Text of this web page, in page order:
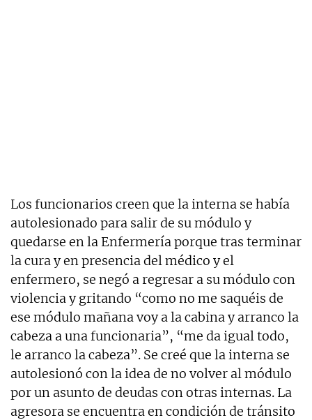
Los funcionarios creen que la interna se había
autolesionado para salir de su módulo y
quedarse en la Enfermería porque tras terminar
la cura y en presencia del médico y el
enfermero, se negó a regresar a su módulo con
violencia y gritando “como no me saquéis de
ese módulo mañana voy a la cabina y arranco la
cabeza a una funcionaria”, “me da igual todo,
le arranco la cabeza”. Se creé que la interna se
autolesionó con la idea de no volver al módulo
por un asunto de deudas con otras internas. La
agresora se encuentra en condición de tránsito